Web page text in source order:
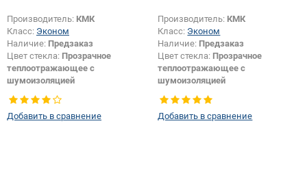
Производитель: КМК
Класс: Эконом
Наличие: Предзаказ
Цвет стекла: Прозрачное
теплоотражающее с
шумоизоляцией
шелкографии + датчика:
Добавить в сравнение
Производитель: КМК
Класс: Эконом
Наличие: Предзаказ
Цвет стекла: Прозрачное
теплоотражающее с
шумоизоляцией
Изменение датчика +
шелкографии:Да
Добавить в сравнение